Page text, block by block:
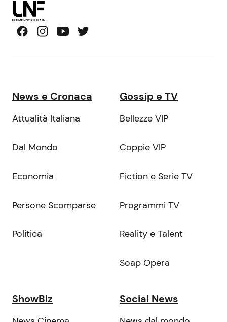
News e Cronaca
Attualità Italiana
Dal Mondo
Economia
Persone Scomparse
Politica
Gossip e TV
Bellezze VIP
Coppie VIP
Fiction e Serie TV
Programmi TV
Reality e Talent
Soap Opera
ShowBiz Social News